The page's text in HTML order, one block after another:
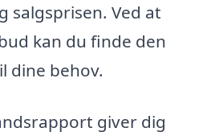
salgsprisen. Ved at
kan du finde den
dine behov.
giver dig